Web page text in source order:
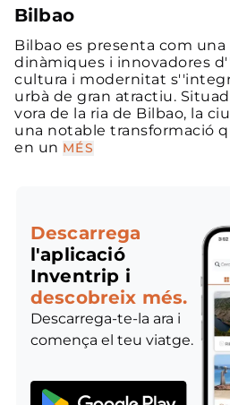
Bilbao
Bilbao es presenta com
dinàmiques i innovadores
cultura i modernitat
urbà de gran atractiu.
vora de la ria de Bilbao, la
una notable transformació
en un MÉS
Descarrega
l'aplicació
Inventrip i
descobreix més.
Descarrega-te-la ara i
comença el teu viatge.